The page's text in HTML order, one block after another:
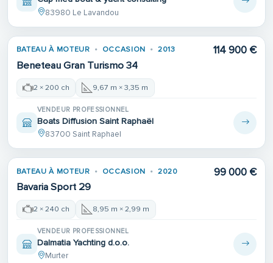
83980 Le Lavandou
BATEAU À MOTEUR OCCASION 2013
Beneteau Gran Turismo 34
114 900 €
2 × 200 ch 9,67 m × 3,35 m
VENDEUR PROFESSIONNEL
Boats Diffusion Saint Raphaël
83700 Saint Raphael
BATEAU À MOTEUR OCCASION 2020
Bavaria Sport 29
99 000 €
2 × 240 ch 8,95 m × 2,99 m
VENDEUR PROFESSIONNEL
Dalmatia Yachting d.o.o.
Murter